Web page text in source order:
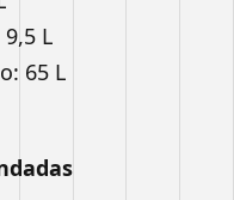
L
65 L